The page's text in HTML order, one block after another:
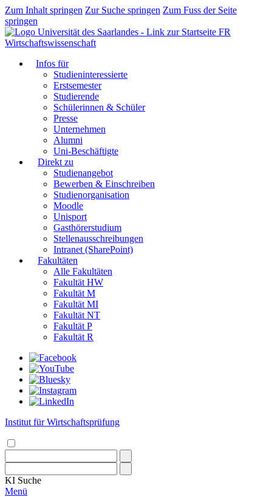
Zum Inhalt springen Zur Suche springen Zum Fuss der Seite
springen
FR
Wirtschaftswissenschaft
Infos für
Studieninteressierte
Erstsemester
Studierende
Schülerinnen & Schüler
Presse
Unternehmen
Alumni
Uni-Beschäftigte
Direkt zu
Studienangebot
Bewerben & Einschreiben
Studienorganisation
Moodle
Unisport
Gasthörerstudium
Stellenausschreibungen
Intranet (SharePoint)
Fakultäten
Alle Fakultäten
Fakultät HW
Fakultät M
Fakultät MI
Fakultät NT
Fakultät P
Fakultät R
Institut für Wirtschaftsprüfung
KI Suche
Menü